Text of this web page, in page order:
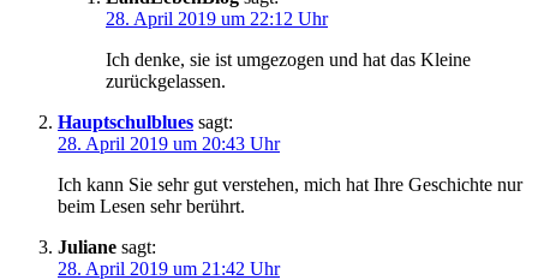
28. April 2019 um 22:12 Uhr
Ich denke, sie ist umgezogen und hat das Kleine
zurückgelassen.
Hauptschulblues sagt:
28. April 2019 um 20:43 Uhr
Ich kann Sie sehr gut verstehen, mich hat Ihre Geschichte nur
beim Lesen sehr berührt.
Juliane sagt:
28. April 2019 um 21:42 Uhr